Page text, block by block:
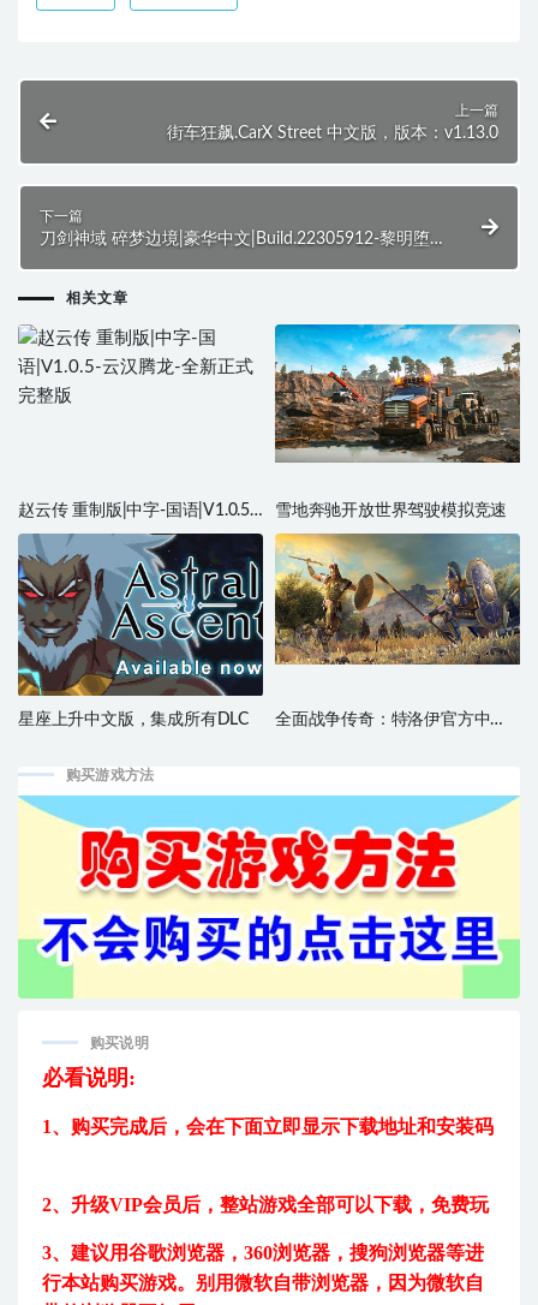
上一篇
街车狂飙.CarX Street 中文版，版本：v1.13.0
下一篇
刀剑神域 碎梦边境|豪华中文|Build.22305912-黎明堕
相关文章
赵云传 重制版|中字-国语|V1.0.5-
云汉腾龙-全新正式完整版
雪地奔驰开放世界驾驶模拟竞速
星座上升中文版，集成所有DLC
全面战争传奇：特洛伊官方中
购买游戏方法
购买说明
必看说明:
1、购买完成后， 会在下面立即显示下载地址和安装码
2、升级VIP会员后， 整站游戏全部可以下载，免费玩
3、建议用谷歌浏览器，360浏览器，搜狗浏览器等进
行本站购买游戏。 别用微软自带浏览器，因为微软自